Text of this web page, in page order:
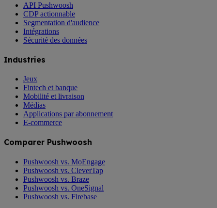
API Pushwoosh
CDP actionnable
Segmentation d'audience
Intégrations
Sécurité des données
Industries
Jeux
Fintech et banque
Mobilité et livraison
Médias
Applications par abonnement
E-commerce
Comparer Pushwoosh
Pushwoosh vs. MoEngage
Pushwoosh vs. CleverTap
Pushwoosh vs. Braze
Pushwoosh vs. OneSignal
Pushwoosh vs. Firebase